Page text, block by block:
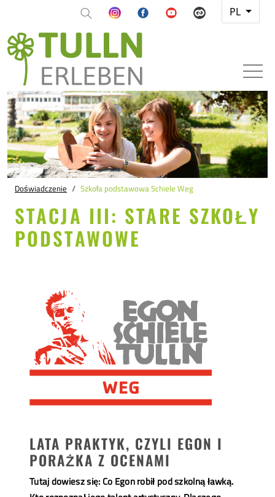
PL
Doświadczenie Szkoła podstawowa Schiele Weg
STACJA III: STARE SZKOŁY
PODSTAWOWE
LATA PRAKTYK, CZYLI EGON I
PORAŻKA Z OCENAMI
Tutaj dowiesz się: Co Egon robił pod szkolną ławką.